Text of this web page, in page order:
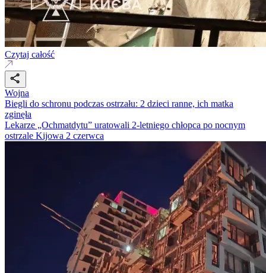
Czytaj całość
Wojna
Biegli do schronu podczas ostrzału: 2 dzieci ranne, ich matka
zginęła
Lekarze „Ochmatdytu” uratowali 2-letniego chłopca po nocnym
ostrzale Kijowa 2 czerwca